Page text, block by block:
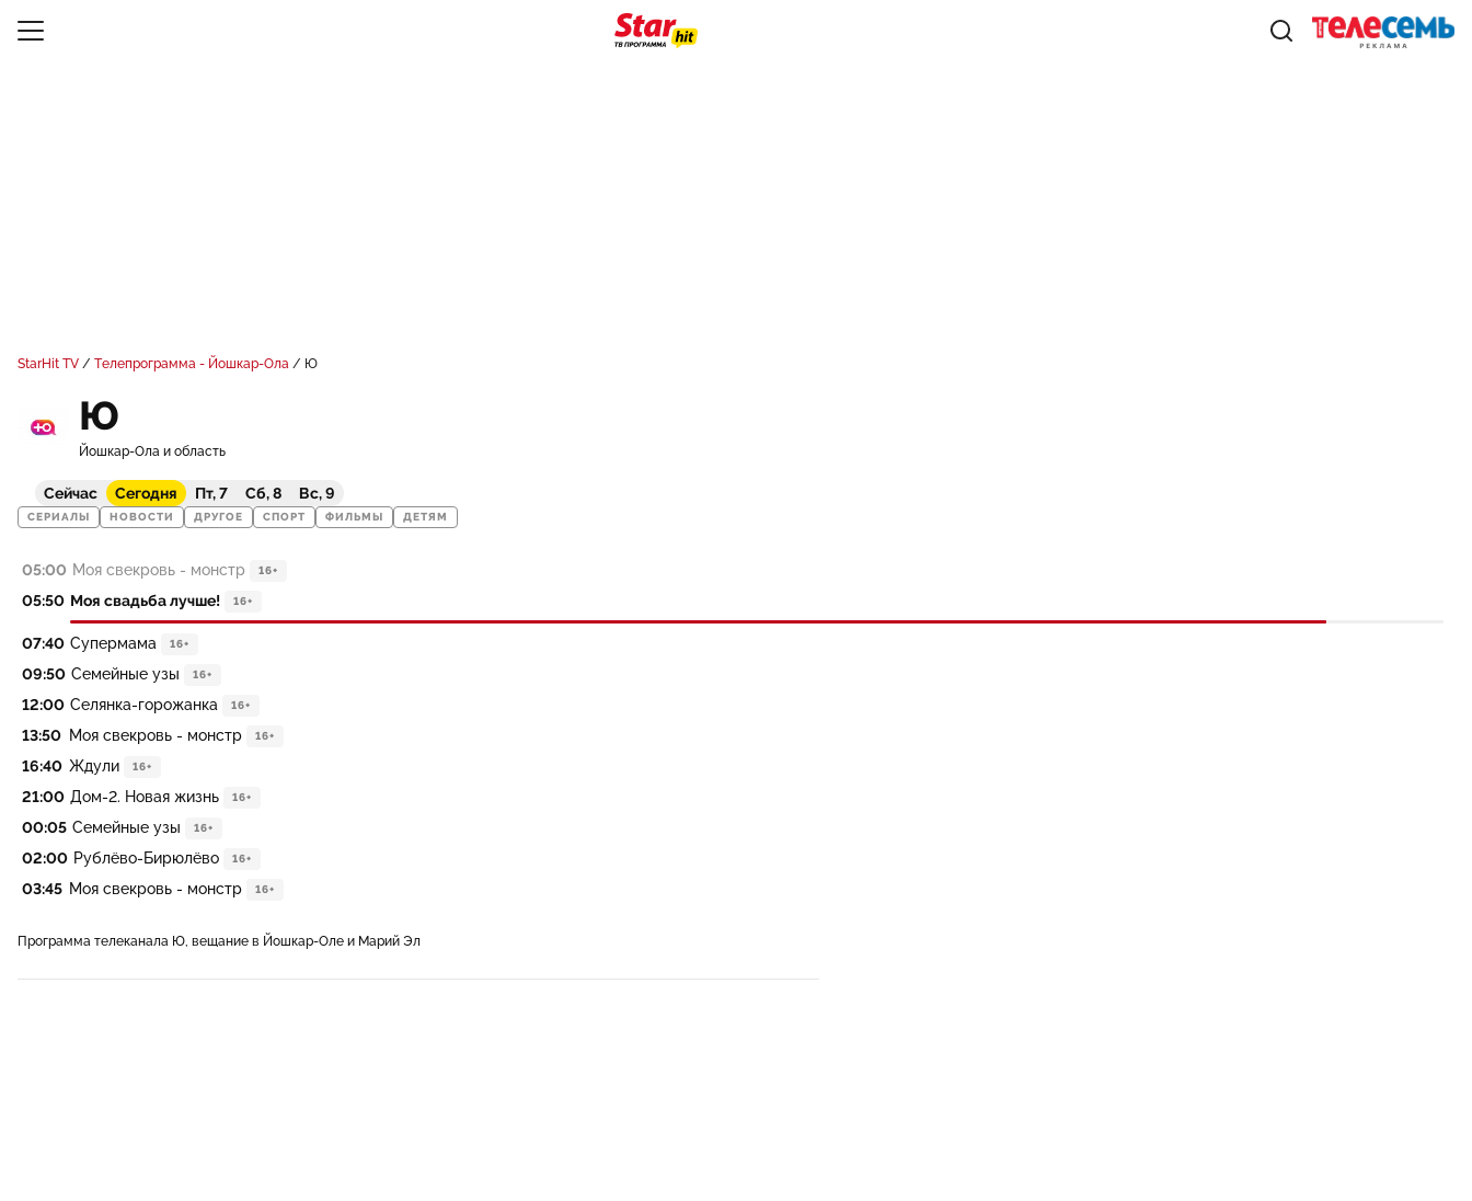
StarHit TV Телепрограмма - Йошкар-Ола Ю
Ю
Йошкар-Ола и область
Сейчас Сегодня Пт, 7 Сб, 8 Вс, 9
СЕРИАЛЫ НОВОСТИ ДРУГОЕ СПОРТ ФИЛЬМЫ ДЕТЯМ
05:00 Моя свекровь - монстр 16+
05:50 Моя свадьба лучше! 16+
07:40 Супермама 16+
09:50 Семейные узы 16+
12:00 Селянка-горожанка 16+
13:50 Моя свекровь - монстр 16+
16:40 Ждули 16+
21:00 Дом-2. Новая жизнь 16+
00:05 Семейные узы 16+
02:00 Рублёво-Бирюлёво 16+
03:45 Моя свекровь - монстр 16+
Программа телеканала Ю, вещание в Йошкар-Оле и Марий Эл